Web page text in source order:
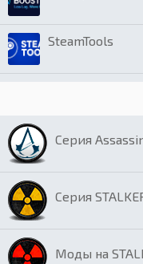
SteamTools
Серия
Серия
Моды на